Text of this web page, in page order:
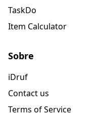
TaskDo
Item Calculator
Sobre
iDruf
Contact us
Terms of Service